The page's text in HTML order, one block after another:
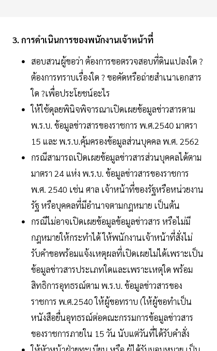
3. การดำเนินการของพนักงานเจ้าหน้าที่
สอบสวนผู้ขอว่า ต้องการขอตรวจสอบที่ดินแปลงใด ?
ต้องการทราบเรื่องใด ? ขอคัดหรือถ่ายสำเนาเอกสาร
ใด ?เพื่อประโยชน์อะไร
ให้ใช้ดุลยพินิจพิจารณาเปิดเผยข้อมูลข่าวสารตาม
พ.ร.บ. ข้อมูลข่าวสารของราชการ พ.ศ.2540 มาตรา
15 และ พ.ร.บ.คุ้มครองข้อมูลส่วนบุคคล พ.ศ. 2562
กรณีสามารถเปิดเผยข้อมูลข่าวสารส่วนบุคคลได้ตาม
มาตรา 24 แห่ง พ.ร.บ. ข้อมูลข่าวสารของราชการ
พ.ศ. 2540 เช่น ศาล เจ้าหน้าที่ของรัฐหรือหน่วยงาน
รัฐ หรือบุคคลที่มีอำนาจตามกฎหมาย เป็นต้น
กรณีไม่อาจเปิดเผยข้อมูลข้อมูลข่าวสาร หรือไม่มี
กฎหมายให้กระทำได้ ให้พนักงานเจ้าหน้าที่สั่งไม่
รับคำขอพร้อมแจ้งเหตุผลที่เปิดเผยไม่ได้เพราะเป็น
ข้อมูลข่าวสารประเภทใดและเพราะเหตุใด พร้อม
สิทธิการอุทธรณ์ตาม พ.ร.บ. ข้อมูลข่าวสารของ
ราชการ พ.ศ.2540 ให้ผู้ขอทราบ (ให้ผู้ขอทำเป็น
หนังสือยื่นอุทธรณ์ต่อคณะกรรมการข้อมูลข่าวสาร
ของราชการภายใน 15 วัน นับแต่วันที่ได้รับคำสั่ง